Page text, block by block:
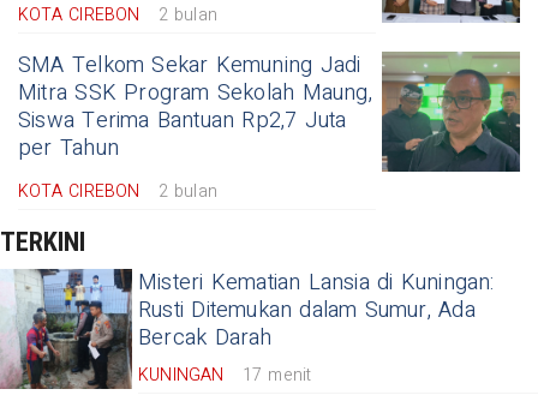
KOTA CIREBON 2 bulan
SMA Telkom Sekar Kemuning Jadi
Mitra SSK Program Sekolah Maung,
Siswa Terima Bantuan Rp2,7 Juta
per Tahun
KOTA CIREBON 2 bulan
TERKINI
Misteri Kematian Lansia di Kuningan:
Rusti Ditemukan dalam Sumur, Ada
Bercak Darah
KUNINGAN 17 menit